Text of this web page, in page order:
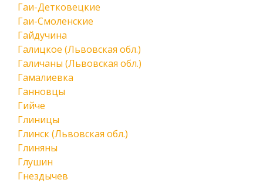
Гаи-Детковецкие
Гаи-Смоленские
Гайдучина
Галицкое (Львовская обл.)
Галичаны (Львовская обл.)
Гамалиевка
Ганновцы
Гийче
Глиницы
Глинск (Львовская обл.)
Глиняны
Глушин
Гнездычев